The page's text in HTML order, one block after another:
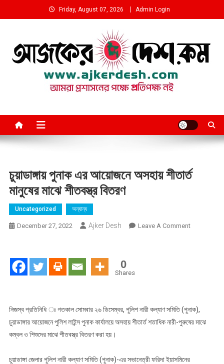
to
Friday, August 07, 2026 Admin Login
চুয়াডাঙ্গায় পুনাক এর আয়োজনে অসহায় শীতার্ত
মানুষের মাঝে শীতবস্ত্র বিতরণ
Uncategorized অন্যান্য
December 27, 2022 Ajker Desh Leave A CommentOn
মানুষের
0
Shares
নিজস্ব প্রতিনিধি ঃ গতকাল সোমবার ২৬ ডিসেম্বর, পুলিশ নারী কল্যাণ সমিতি (পুনাক),
চুয়াডাঙ্গার আয়োজনে পুলিশ লাইন্স পুনাক কার্যালয়ে অসহায় শীতার্ত শতাধিক নারী-পুরুষের মাঝে
কম্বল ও শিশুদের মাঝে শীতবস্ত্র বিতরণ করা হয়।
চুয়াডাঙ্গা জেলার পুলিশ নারী কল্যাণ সমিতি (পুনাক)-এর সভানেত্রী ফরিদা ইয়াসমিনের